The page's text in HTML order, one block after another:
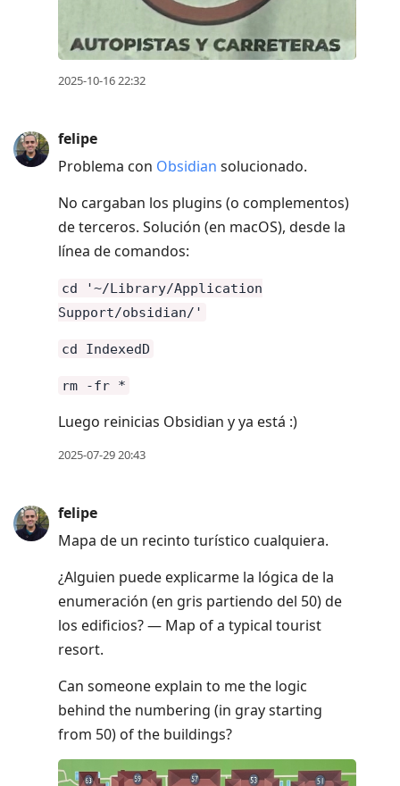
2025-10-16 22:32
felipe
Problema con Obsidian solucionado.
No cargaban los plugins (o complementos)
de terceros. Solución (en macOS), desde la
línea de comandos:
cd '~/Library/Application
Support/obsidian/'
cd IndexedD
rm -fr *
Luego reinicias Obsidian y ya está :)
2025-07-29 20:43
felipe
Mapa de un recinto turístico cualquiera.
¿Alguien puede explicarme la lógica de la
enumeración (en gris partiendo del 50) de
los edificios? — Map of a typical tourist
resort.
Can someone explain to me the logic
behind the numbering (in gray starting
from 50) of the buildings?